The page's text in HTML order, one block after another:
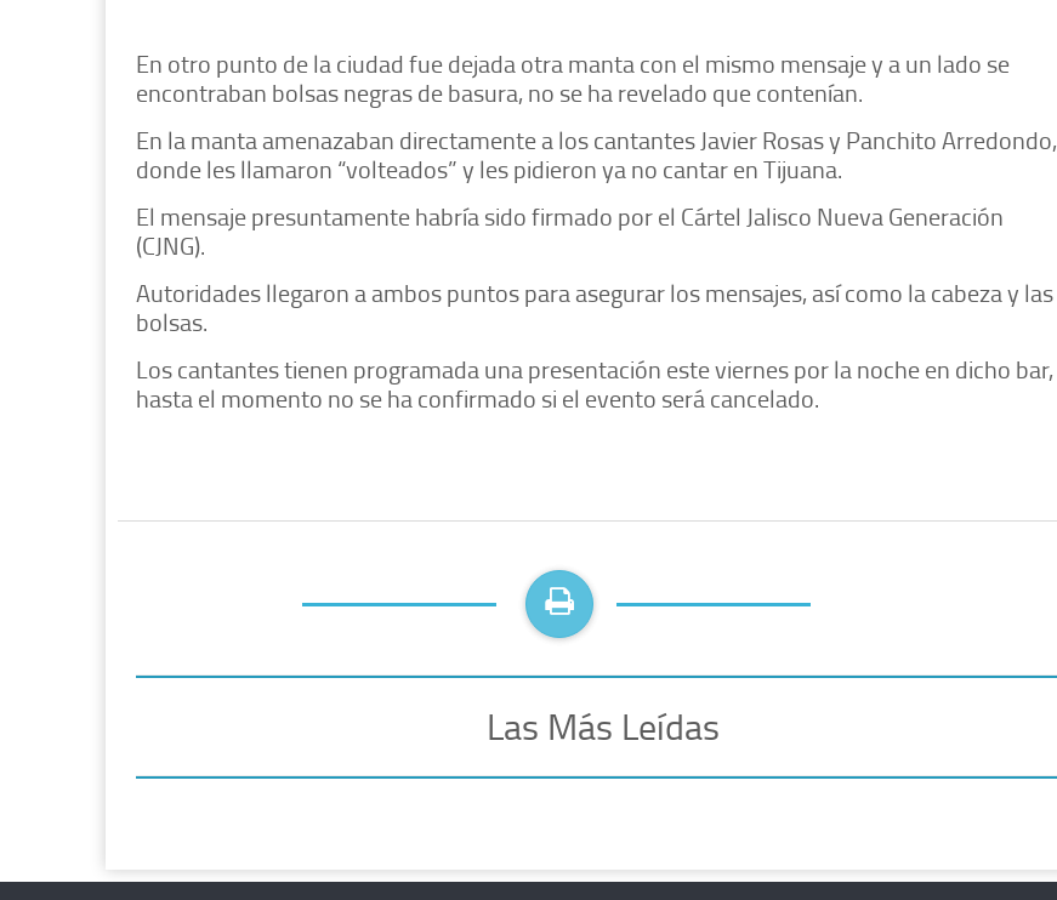
En otro punto de la ciudad fue dejada otra manta con el mismo mensaje y a un lado se
encontraban bolsas negras de basura, no se ha revelado que contenían.
En la manta amenazaban directamente a los cantantes Javier Rosas y Panchito Arredondo,
donde les llamaron “volteados” y les pidieron ya no cantar en Tijuana.
El mensaje presuntamente habría sido firmado por el Cártel Jalisco Nueva Generación
(CJNG).
Autoridades llegaron a ambos puntos para asegurar los mensajes, así como la cabeza y las
bolsas.
Los cantantes tienen programada una presentación este viernes por la noche en dicho bar,
hasta el momento no se ha confirmado si el evento será cancelado.
Las Más Leídas